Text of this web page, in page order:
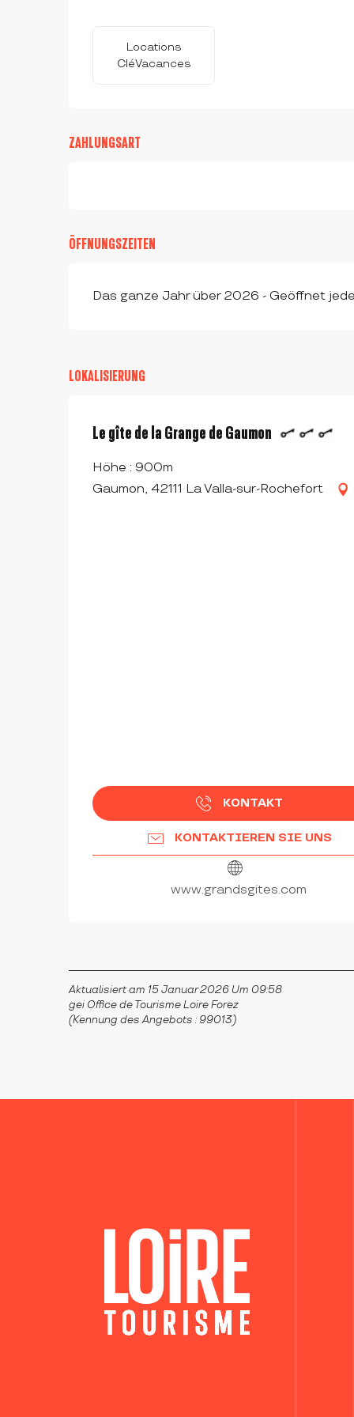
Locations
CléVacances
ZAHLUNGSART
ÖFFNUNGSZEITEN
Das ganze Jahr über 2026 - Geöffnet
LOKALISIERUNG
Le gîte de la Grange de Gaumon
Höhe : 900m
Gaumon, 42111 La Valla-sur-Rochefort
KONTAKT
KONTAKTIEREN SIE UNS
www.grandsgites.com
Aktualisiert am 15 Januar 2026 Um 09:58
gei Office de Tourisme Loire Forez
(Kennung des Angebots : 99013)